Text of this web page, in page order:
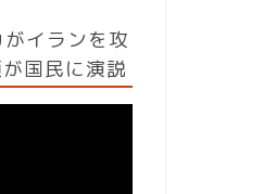
イランを攻
国民に演説